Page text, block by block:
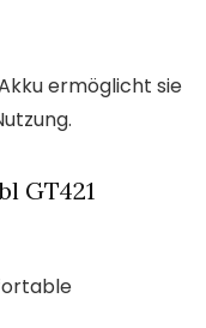
ermöglicht sie
GT421